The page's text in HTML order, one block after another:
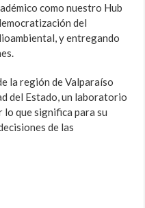
como nuestro Hub
del
y entregando
la región de Valparaíso
del Estado, un laboratorio
que significa para su
de las